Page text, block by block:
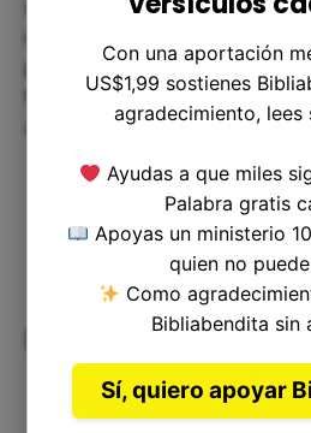
sabiduría de Dios y en su
parecer difíciles o
fe en Dios y su plan nos
Reflexión final:
Con una aportación
US$1,99 sostienes
agradecimiento, lees
Ayudas a que miles
Palabra gratis
Apoyas un ministerio
quien no
Como
Bibliabendita sin
Sí, quiero apoyar